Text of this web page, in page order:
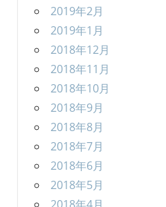
2019年2月
2019年1月
2018年12月
2018年11月
2018年10月
2018年9月
2018年8月
2018年7月
2018年6月
2018年5月